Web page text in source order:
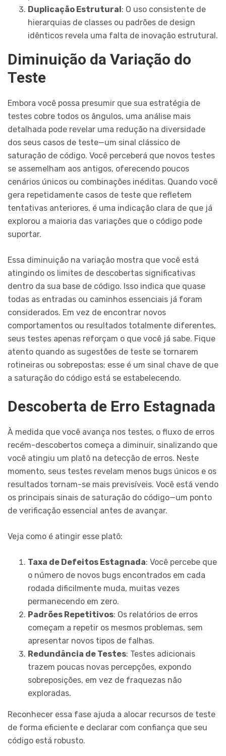
Duplicação Estrutural: O uso consistente de
hierarquias de classes ou padrões de design
idênticos revela uma falta de inovação estrutural.
Diminuição da Variação do
Teste
Embora você possa presumir que sua estratégia de
testes cobre todos os ângulos, uma análise mais
detalhada pode revelar uma redução na diversidade
dos seus casos de teste—um sinal clássico de
saturação de código. Você perceberá que novos testes
se assemelham aos antigos, oferecendo poucos
cenários únicos ou combinações inéditas. Quando você
gera repetidamente casos de teste que refletem
tentativas anteriores, é uma indicação clara de que já
explorou a maioria das variações que o código pode
suportar.
Essa diminuição na variação mostra que você está
atingindo os limites de descobertas significativas
dentro da sua base de código. Isso indica que quase
todas as entradas ou caminhos essenciais já foram
considerados. Em vez de encontrar novos
comportamentos ou resultados totalmente diferentes,
seus testes apenas reforçam o que você já sabe. Fique
atento quando as sugestões de teste se tornarem
rotineiras ou sobrepostas; esse é um sinal chave de que
a saturação do código está se estabelecendo.
Descoberta de Erro Estagnada
À medida que você avança nos testes, o fluxo de erros
recém-descobertos começa a diminuir, sinalizando que
você atingiu um platô na detecção de erros. Neste
momento, seus testes revelam menos bugs únicos e os
resultados tornam-se mais previsíveis. Você está vendo
os principais sinais de saturação do código—um ponto
de verificação essencial antes de avançar.
Veja como é atingir esse platô:
Taxa de Defeitos Estagnada: Você percebe que
o número de novos bugs encontrados em cada
rodada dificilmente muda, muitas vezes
permanecendo em zero.
Padrões Repetitivos: Os relatórios de erros
começam a repetir os mesmos problemas, sem
apresentar novos tipos de falhas.
Redundância de Testes: Testes adicionais
trazem poucas novas percepções, expondo
sobreposições, em vez de fraquezas não
exploradas.
Reconhecer essa fase ajuda a alocar recursos de teste
de forma eficiente e declarar com confiança que seu
código está robusto.